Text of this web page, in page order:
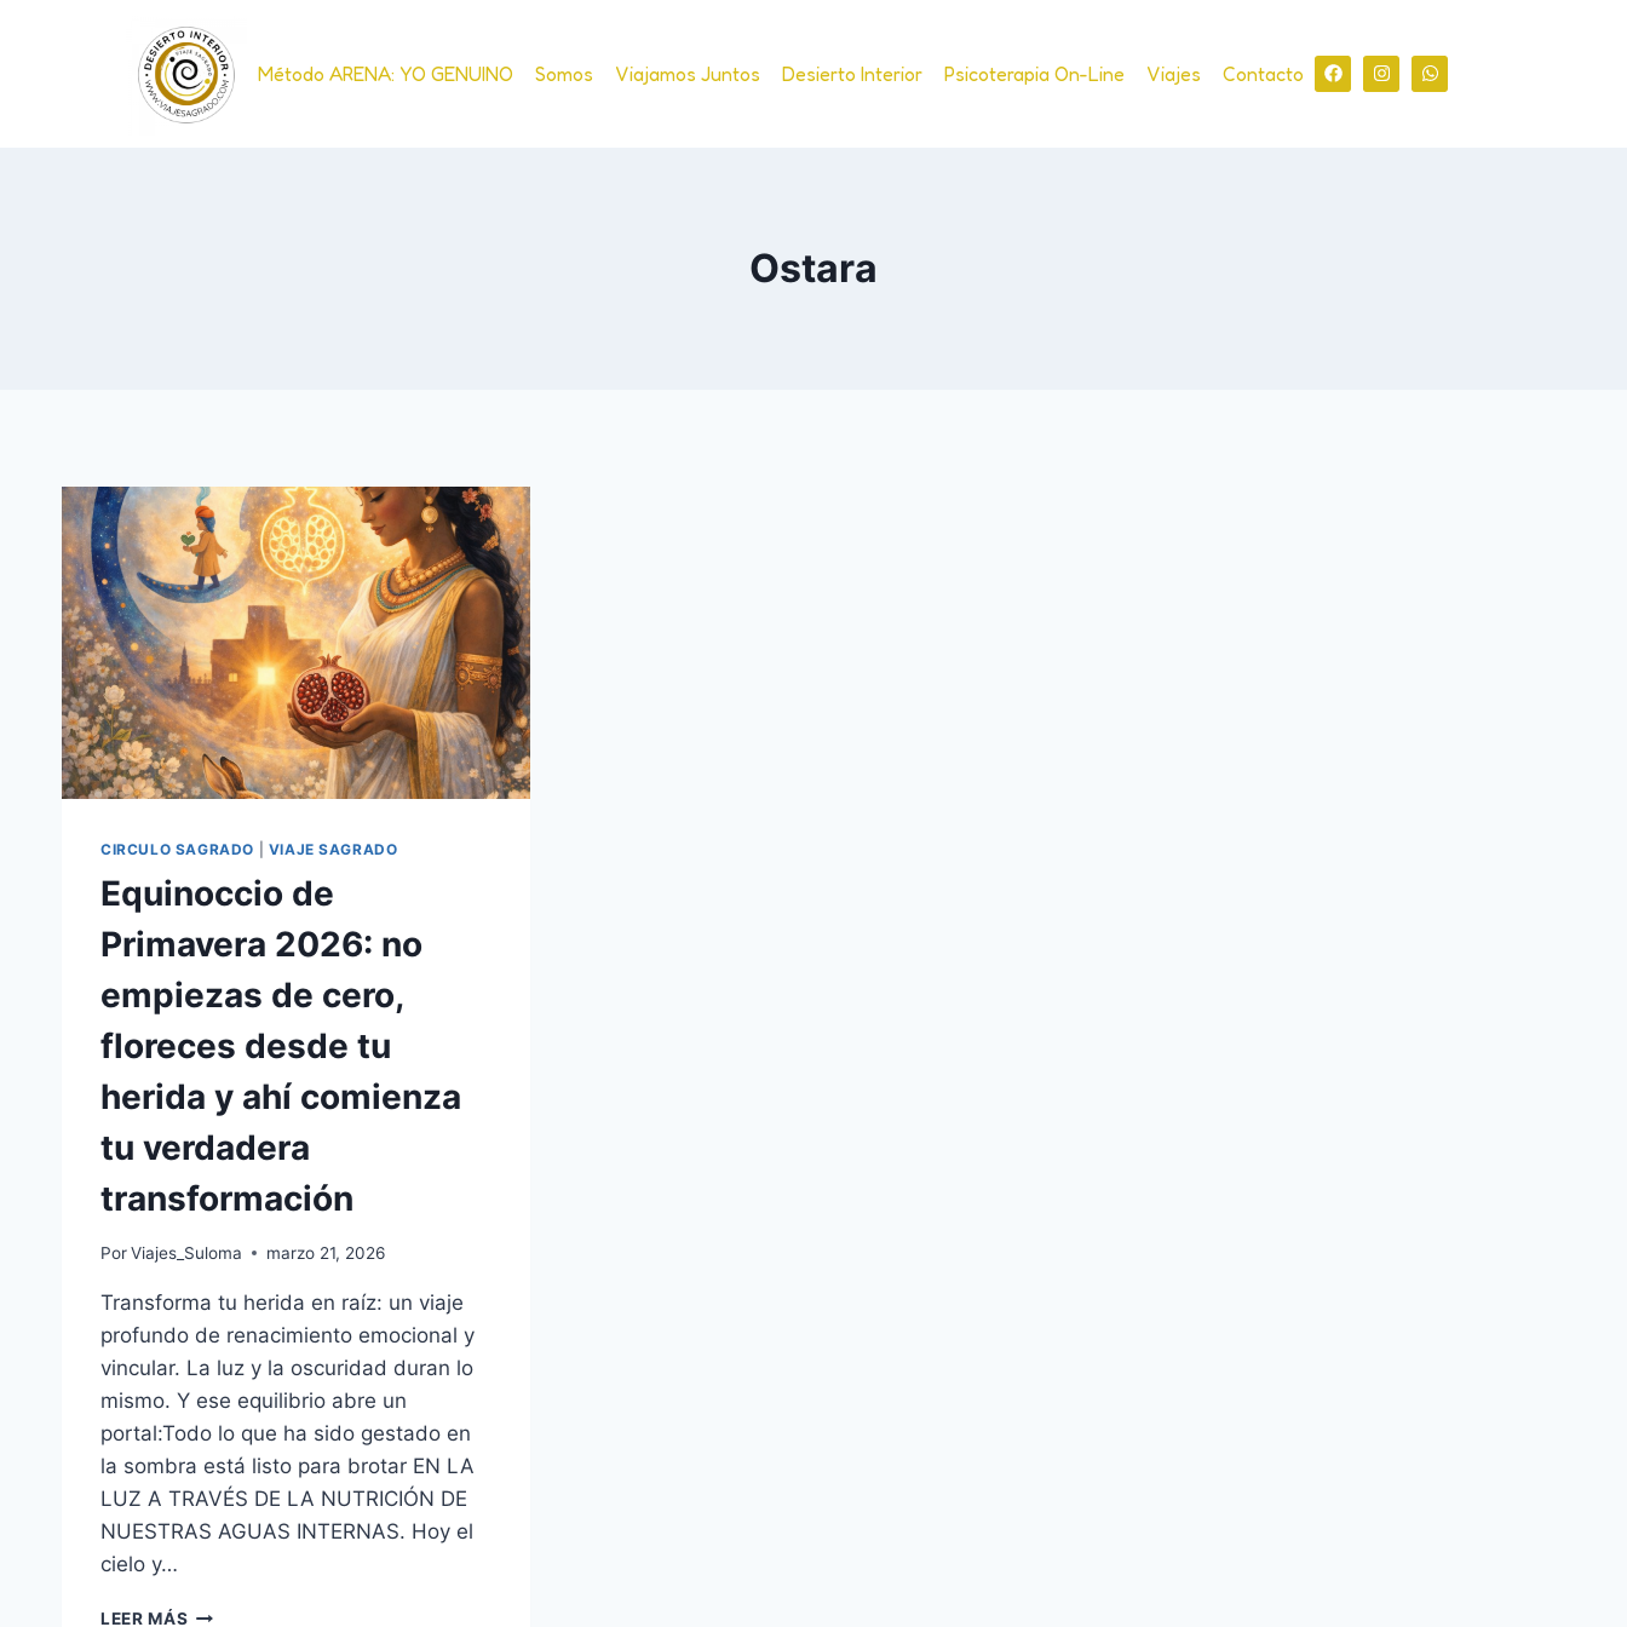
Método ARENA: YO GENUINO Somos Viajamos Juntos Desierto Interior Psicoterapia On-Line Viajes Contacto
Ostara
CIRCULO SAGRADO VIAJE SAGRADO
Equinoccio de
Primavera 2026: no
empiezas de cero,
floreces desde tu
herida y ahí comienza
tu verdadera
transformación
PorViajes_Suloma marzo 21, 2026
Transforma tu herida en raíz: un viaje
profundo de renacimiento emocional y
vincular. La luz y la oscuridad duran lo
mismo. Y ese equilibrio abre un
portal:Todo lo que ha sido gestado en
la sombra está listo para brotar EN LA
LUZ A TRAVÉS DE LA NUTRICIÓN DE
NUESTRAS AGUAS INTERNAS. Hoy el
cielo y…
LEER MÁS